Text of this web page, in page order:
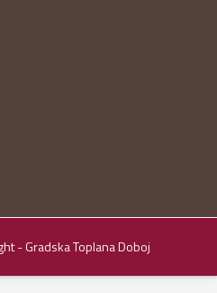
- Gradska Toplana Doboj